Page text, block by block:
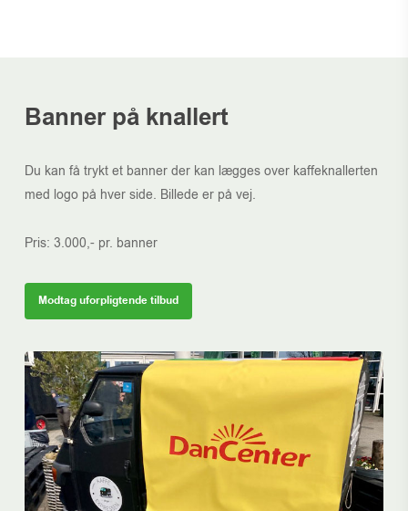
Banner på knallert
Du kan få trykt et banner der kan lægges over kaffeknallerten
med logo på hver side. Billede er på vej.
Pris: 3.000,- pr. banner
Modtag uforpligtende tilbud